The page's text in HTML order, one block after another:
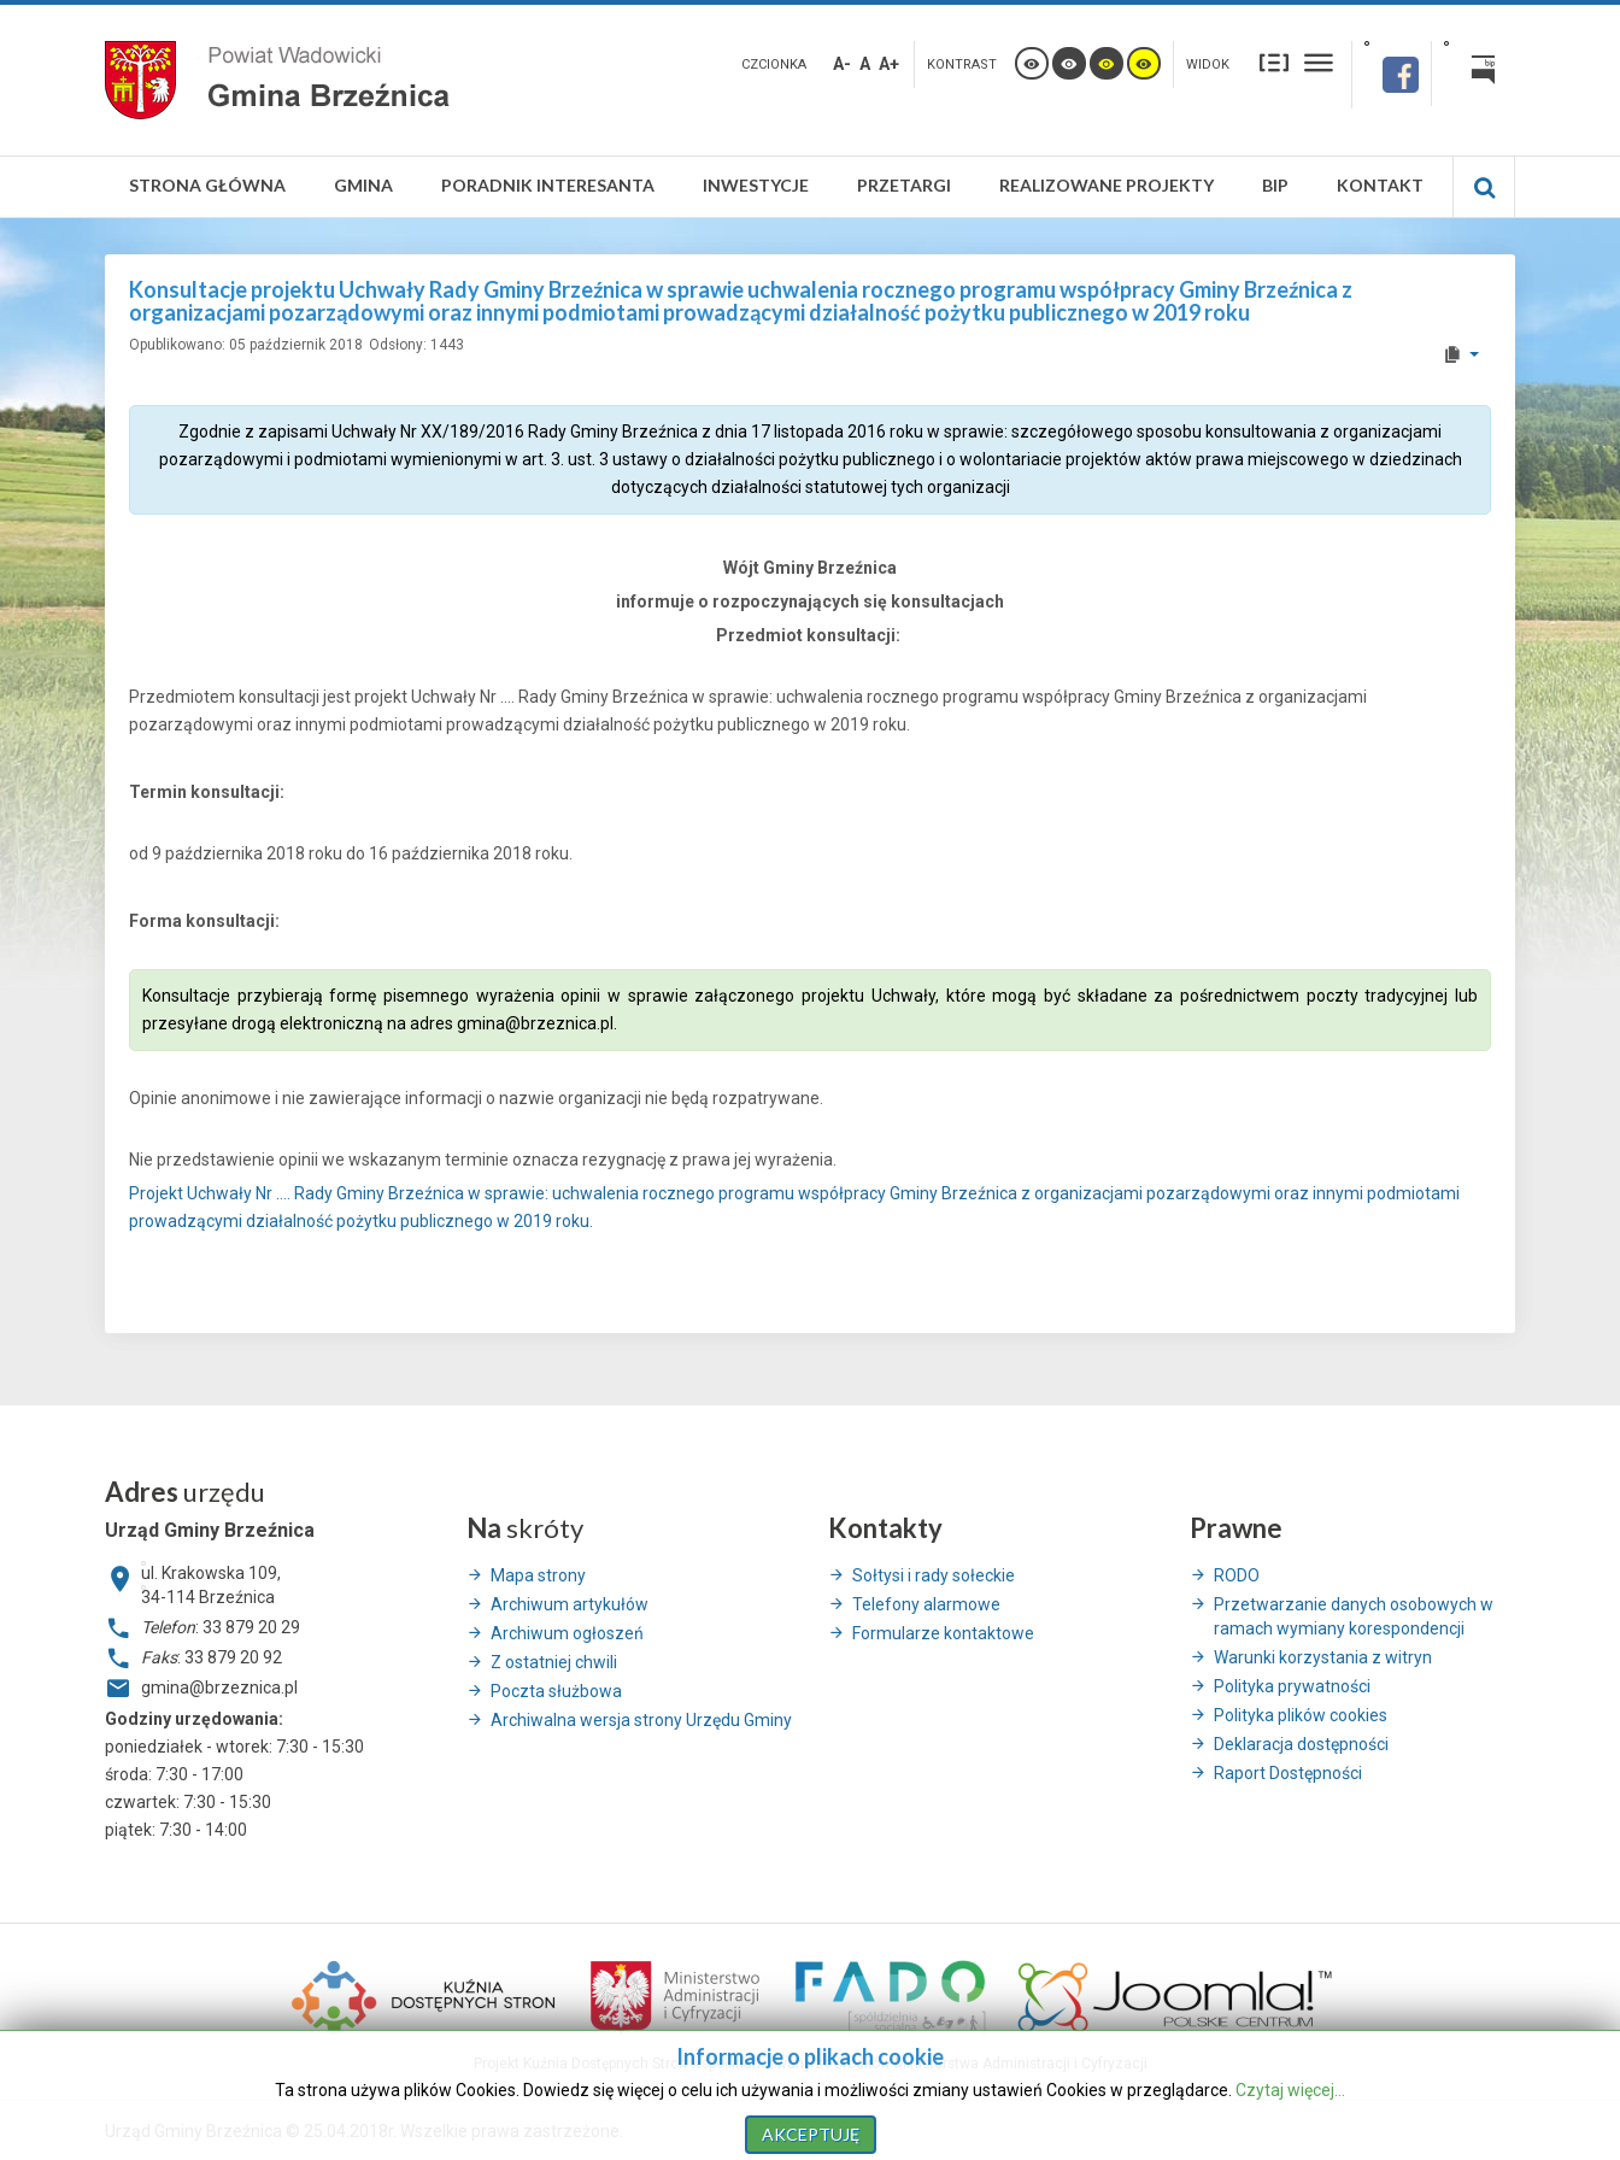
CZCIONKA A- A A+ KONTRAST WIDOK
STRONA GŁÓWNA GMINA PORADNIK INTERESANTA INWESTYCJE PRZETARGI REALIZOWANE PROJEKTY BIP KONTAKT
Konsultacje projektu Uchwały Rady Gminy Brzeźnica w sprawie uchwalenia rocznego programu współpracy Gminy Brzeźnica z
organizacjami pozarządowymi oraz innymi podmiotami prowadzącymi działalność pożytku publicznego w 2019 roku
Opublikowano: 05 październik 2018 Odsłony: 1443
Zgodnie z zapisami Uchwały Nr XX/189/2016 Rady Gminy Brzeźnica z dnia 17 listopada 2016 roku w sprawie: szczegółowego sposobu konsultowania z organizacjami
pozarządowymi i podmiotami wymienionymi w art. 3. ust. 3 ustawy o działalności pożytku publicznego i o wolontariacie projektów aktów prawa miejscowego w dziedzinach
dotyczących działalności statutowej tych organizacji
Wójt Gminy Brzeźnica
informuje o rozpoczynających się konsultacjach
Przedmiot konsultacji:
Przedmiotem konsultacji jest projekt Uchwały Nr …. Rady Gminy Brzeźnica w sprawie: uchwalenia rocznego programu współpracy Gminy Brzeźnica z organizacjami
pozarządowymi oraz innymi podmiotami prowadzącymi działalność pożytku publicznego w 2019 roku.
Termin konsultacji:
od 9 października 2018 roku do 16 października 2018 roku.
Forma konsultacji:
Konsultacje przybierają formę pisemnego wyrażenia opinii w sprawie załączonego projektu Uchwały, które mogą być składane za pośrednictwem poczty tradycyjnej lub
przesyłane drogą elektroniczną na adres gmina@brzeznica.pl
Opinie anonimowe i nie zawierające informacji o nazwie organizacji nie będą rozpatrywane.
Nie przedstawienie opinii we wskazanym terminie oznacza rezygnację z prawa jej wyrażenia.
Projekt Uchwały Nr …. Rady Gminy Brzeźnica w sprawie: uchwalenia rocznego programu współpracy Gminy Brzeźnica z organizacjami pozarządowymi oraz innymi podmiotami
prowadzącymi działalność pożytku publicznego w 2019 roku.
Adres urzędu
Urząd Gminy Brzeźnica
ul. Krakowska 109,
34-114 Brzeźnica
Telefon: 33 879 20 29
Faks: 33 879 20 92
gmina@brzeznica.pl
Godziny urzędowania:
poniedziałek - wtorek: 7:30 - 15:30
środa: 7:30 - 17:00
czwartek: 7:30 - 15:30
piątek: 7:30 - 14:00
Na skróty
Mapa strony
Archiwum artykułów
Archiwum ogłoszeń
Z ostatniej chwili
Poczta służbowa
Archiwalna wersja strony Urzędu Gminy
Kontakty
Sołtysi i rady sołeckie
Telefony alarmowe
Formularze kontaktowe
Prawne
RODO
Przetwarzanie danych osobowych w
ramach wymiany korespondencji
Warunki korzystania z witryn
Polityka prywatności
Polityka plików cookies
Deklaracja dostępności
Raport Dostępności
Projekt Kuźnia Dostępnych Stron współfinansowany ze środków Ministerstwa Administracji i Cyfryzacji
Informacje o plikach cookie
Ta strona używa plików Cookies. Dowiedz się więcej o celu ich używania i możliwości zmiany ustawień Cookies w przeglądarce. Czytaj więcej...
AKCEPTUJĘ